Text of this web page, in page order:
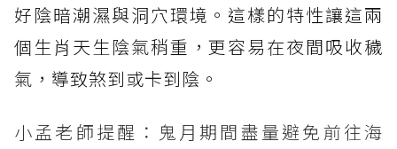
好陰暗潮濕與洞穴環境。這樣的特性讓這兩
個生肖天生陰氣稍重，更容易在夜間吸收穢
氣，導致煞到或卡到陰。
小孟老師提醒：鬼月期間盡量避免前往海